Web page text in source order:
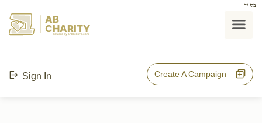
בס"ד
AB
CHARITY
powerd by ahblicklive.com
Sign In Create A Campaign